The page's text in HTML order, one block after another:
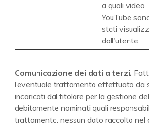
a quali video
YouTube
stati
dall'utente.
Comunicazione dei dati a terzi.
l’eventuale trattamento effettuato da
incaricati dal titolare per la gestione
debitamente nominati quali
trattamento, nessun dato raccolto nel